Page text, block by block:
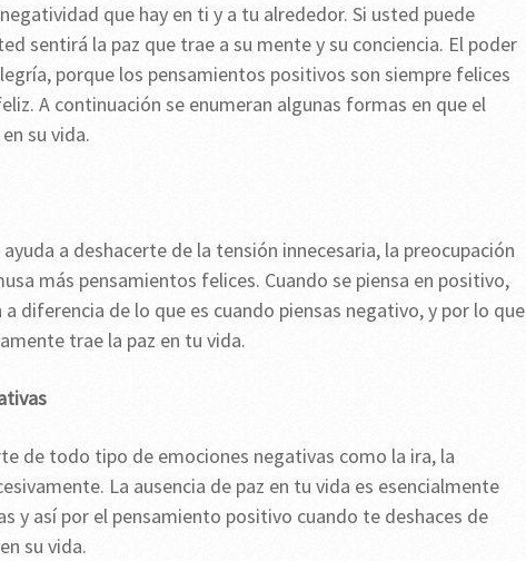
que hay en ti y a tu alrededor. Si usted puede
sentirá la paz que trae a su mente y su conciencia. El poder
porque los pensamientos positivos son siempre felices
A continuación se enumeran algunas formas en que el
su vida.
a deshacerte de la tensión innecesaria, la preocupación
más pensamientos felices. Cuando se piensa en positivo,
diferencia de lo que es cuando piensas negativo, y por lo que
trae la paz en tu vida.
de todo tipo de emociones negativas como la ira, la
La ausencia de paz en tu vida es esencialmente
y así por el pensamiento positivo cuando te deshaces de
su vida.